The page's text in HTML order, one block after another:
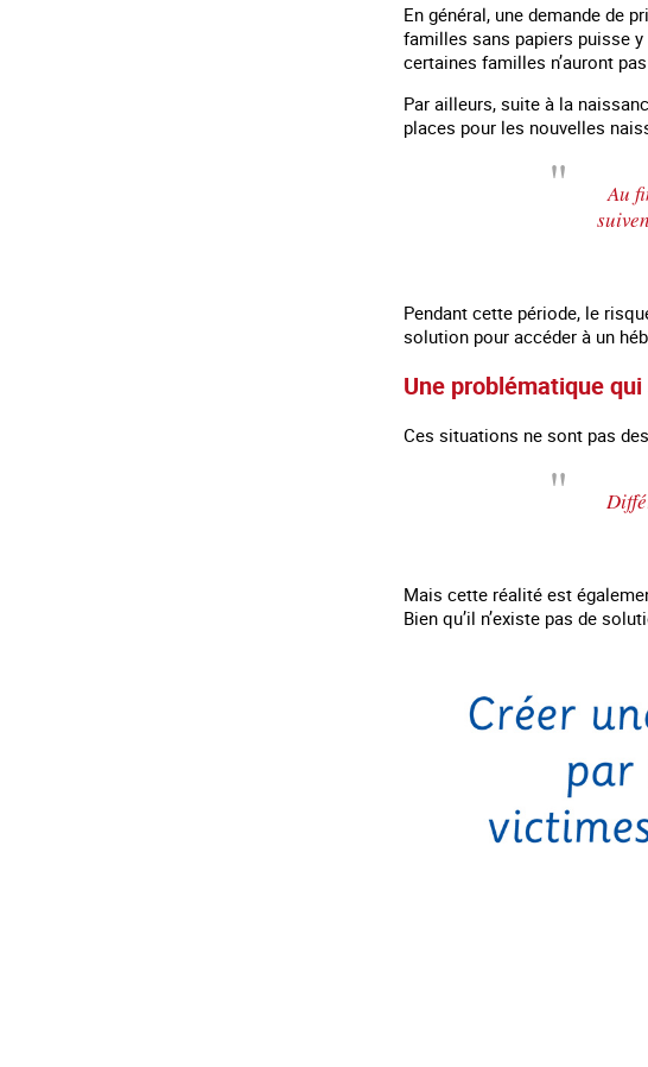
En général, une demande de
familles sans papiers puisse
certaines familles n’auront
Par ailleurs, suite à la
places pour les nouvelles
Au
Pendant cette période, le
solution pour accéder à un
Une problématique
Ces situations ne sont pas
Mais cette réalité est
Bien qu’il n’existe pas de